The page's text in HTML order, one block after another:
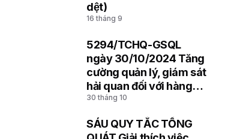
dệt)
16 tháng 9
5294/TCHQ-GSQL
ngày 30/10/2024 Tăng
cường quản lý, giám sát
hải quan đối với hàng
hóa đưa vào lưu giữ,
30 tháng 10
SÁU QUY TẮC TỔNG